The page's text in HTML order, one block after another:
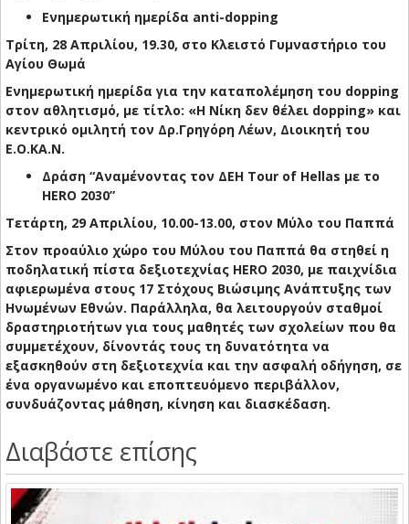
Ενημερωτική ημερίδα anti-dopping
Τρίτη, 28 Απριλίου, 19.30, στο Κλειστό Γυμναστήριο του
Αγίου Θωμά
Ενημερωτική ημερίδα για την καταπολέμηση του dopping
στον αθλητισμό, με τίτλο: «Η Νίκη δεν θέλει dopping» και
κεντρικό ομιλητή τον Δρ.Γρηγόρη Λέων, Διοικητή του
Ε.Ο.ΚΑ.Ν.
Δράση “Αναμένοντας τον ΔΕΗ Tour of Hellas με το
HERO 2030”
Τετάρτη, 29 Απριλίου, 10.00-13.00, στον Μύλο του Παππά
Στον προαύλιο χώρο του Μύλου του Παππά θα στηθεί η
ποδηλατική πίστα δεξιοτεχνίας HERO 2030, με παιχνίδια
αφιερωμένα στους 17 Στόχους Βιώσιμης Ανάπτυξης των
Ηνωμένων Εθνών. Παράλληλα, θα λειτουργούν σταθμοί
δραστηριοτήτων για τους μαθητές των σχολείων που θα
συμμετέχουν, δίνοντάς τους τη δυνατότητα να
εξασκηθούν στη δεξιοτεχνία και την ασφαλή οδήγηση, σε
ένα οργανωμένο και εποπτευόμενο περιβάλλον,
συνδυάζοντας μάθηση, κίνηση και διασκέδαση.
Διαβάστε επίσης